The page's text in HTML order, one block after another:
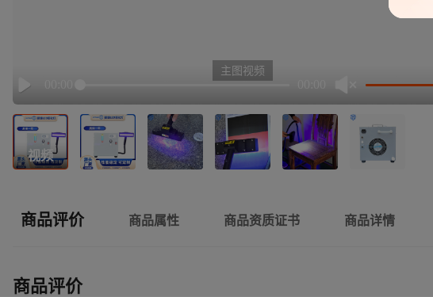
Play
主图视频
视频
商品评价 商品属性 商品资质证书 商品详情
商品评价